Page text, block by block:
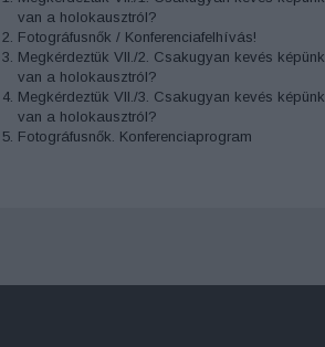
van a holokausztról?
Fotográfusnők / Konferenciafelhívás!
Megkérdeztük VII./2. Csakugyan kevés képünk
van a holokausztról?
Megkérdeztük VII./3. Csakugyan kevés képünk
van a holokausztról?
Fotográfusnők. Konferenciaprogram